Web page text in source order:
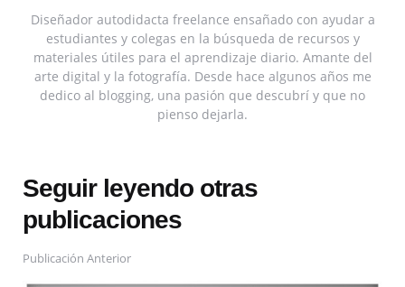
Diseñador autodidacta freelance ensañado con ayudar a
estudiantes y colegas en la búsqueda de recursos y
materiales útiles para el aprendizaje diario. Amante del
arte digital y la fotografía. Desde hace algunos años me
dedico al blogging, una pasión que descubrí y que no
pienso dejarla.
Seguir leyendo otras
publicaciones
Publicación Anterior